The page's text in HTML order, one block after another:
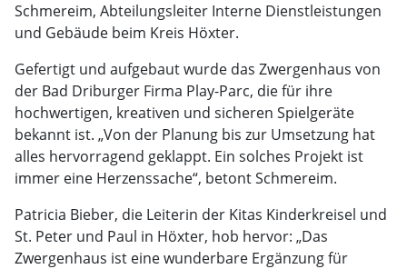
Schmereim, Abteilungsleiter Interne Dienstleistungen
und Gebäude beim Kreis Höxter.
Gefertigt und aufgebaut wurde das Zwergenhaus von
der Bad Driburger Firma Play-Parc, die für ihre
hochwertigen, kreativen und sicheren Spielgeräte
bekannt ist. „Von der Planung bis zur Umsetzung hat
alles hervorragend geklappt. Ein solches Projekt ist
immer eine Herzenssache“, betont Schmereim.
Patricia Bieber, die Leiterin der Kitas Kinderkreisel und
St. Peter und Paul in Höxter, hob hervor: „Das
Zwergenhaus ist eine wunderbare Ergänzung für